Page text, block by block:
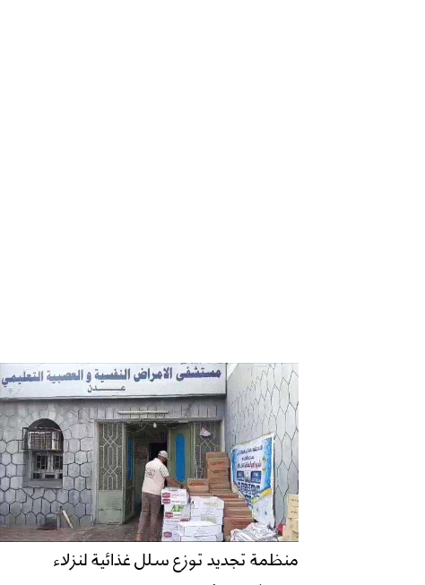
منظمة تجديد توزع سلل غذائية لنزلاء